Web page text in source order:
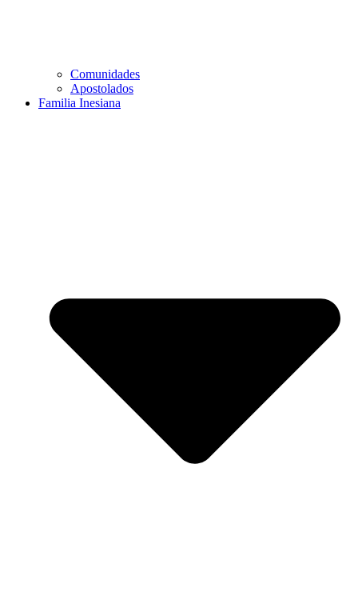
Comunidades
Apostolados
Familia Inesiana